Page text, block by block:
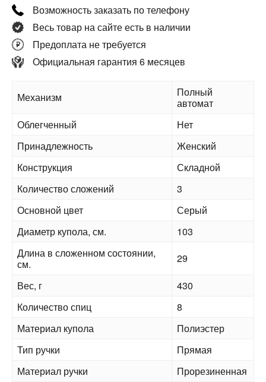
Возможность заказать по телефону
Весь товар на сайте есть в наличии
Предоплата не требуется
Официальная гарантия 6 месяцев
Механизм
Полный
автомат
Облегченный
Нет
Принадлежность
Женский
Конструкция
Складной
Количество сложений
3
Основной цвет
Серый
Диаметр купола, см.
103
Длина в сложенном состоянии,
см.
29
Вес, г
430
Количество спиц
8
Материал купола
Полиэстер
Тип ручки
Прямая
Материал ручки
Прорезиненная